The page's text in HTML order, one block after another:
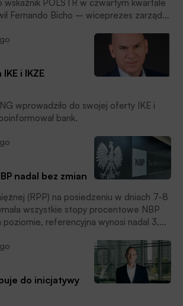
POLSTR w czwartym kwartale
Fernando Bicho – wiceprezes zarządu
drugim kwartale 2026 roku.
i IKZE
wprowadziło do swojej oferty IKE i
bank.
nadal bez zmian
(RPP) na posiedzeniu w dniach 7-8
wszystkie stopy procentowe NBP
poziomie, referencyjna wynosi nadal 3,75
rynku.
do inicjatywy